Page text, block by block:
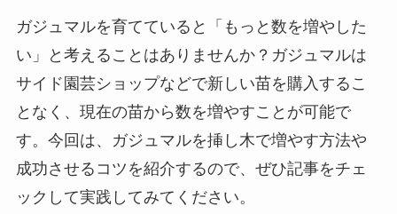
ガジュマルを育てていると「もっと数を増やした
い」と考えることはありませんか？ガジュマルは
サイド園芸ショップなどで新しい苗を購入するこ
となく、現在の苗から数を増やすことが可能で
す。今回は、ガジュマルを挿し木で増やす方法や
成功させるコツを紹介するので、ぜひ記事をチェ
ックして実践してみてください。